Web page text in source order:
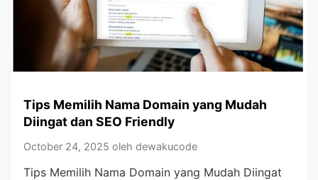
Tips Memilih Nama Domain yang Mudah
Diingat dan SEO Friendly
October 24, 2025 oleh dewakucode
Tips Memilih Nama Domain yang Mudah Diingat